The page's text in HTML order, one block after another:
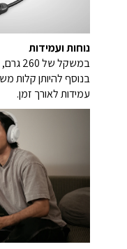
נוחות ועמידות
בנוסף להיותן קלות
עמידות לאורך זמן.